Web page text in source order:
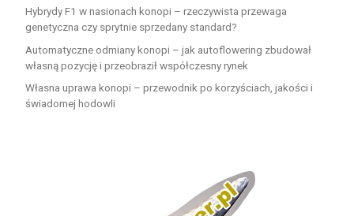
Hybrydy F1 w nasionach konopi – rzeczywista przewaga
genetyczna czy sprytnie sprzedany standard?
Automatyczne odmiany konopi – jak autoflowering zbudował
własną pozycję i przeobraził współczesny rynek
Własna uprawa konopi – przewodnik po korzyściach, jakości i
świadomej hodowli